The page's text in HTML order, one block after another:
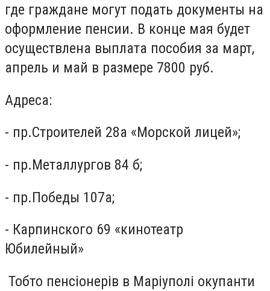
где граждане могут подать документы на
оформление пенсии. В конце мая будет
осуществлена выплата пособия за март,
апрель и май в размере 7800 руб.
Адреса:
- пр.Строителей 28а «Морской лицей»;
- пр.Металлургов 84 б;
- пр.Победы 107а;
- Карпинского 69 «кинотеатр
Юбилейный»
Тобто пенсіонерів в Маріуполі окупанти